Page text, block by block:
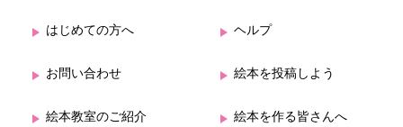
はじめての方へ ヘルプ
お問い合わせ 絵本を投稿しよう
絵本教室のご紹介 絵本を作る皆さんへ